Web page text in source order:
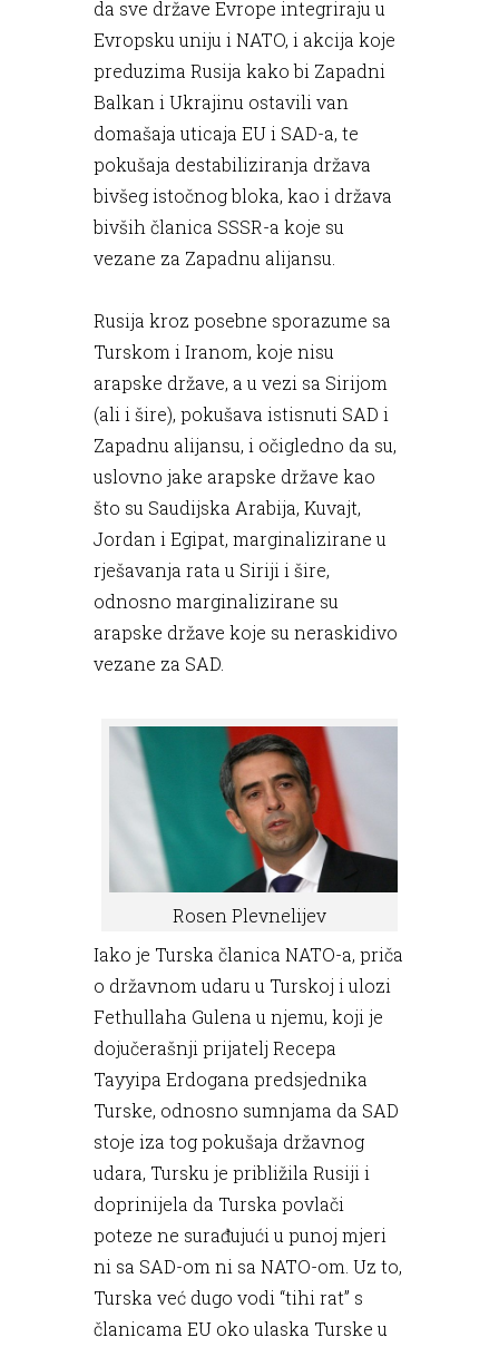
da sve države Evrope integriraju u
Evropsku uniju i NATO, i akcija koje
preduzima Rusija kako bi Zapadni
Balkan i Ukrajinu ostavili van
domašaja uticaja EU i SAD-a, te
pokušaja destabiliziranja država
bivšeg istočnog bloka, kao i država
bivših članica SSSR-a koje su
vezane za Zapadnu alijansu.
Rusija kroz posebne sporazume sa
Turskom i Iranom, koje nisu
arapske države, a u vezi sa Sirijom
(ali i šire), pokušava istisnuti SAD i
Zapadnu alijansu, i očigledno da su,
uslovno jake arapske države kao
što su Saudijska Arabija, Kuvajt,
Jordan i Egipat, marginalizirane u
rješavanja rata u Siriji i šire,
odnosno marginalizirane su
arapske države koje su neraskidivo
vezane za SAD.
Rosen Plevnelijev
Iako je Turska članica NATO-a, priča
o državnom udaru u Turskoj i ulozi
Fethullaha Gulena u njemu, koji je
dojučerašnji prijatelj Recepa
Tayyipa Erdogana predsjednika
Turske, odnosno sumnjama da SAD
stoje iza tog pokušaja državnog
udara, Tursku je približila Rusiji i
doprinijela da Turska povlači
poteze ne surađujući u punoj mjeri
ni sa SAD-om ni sa NATO-om. Uz to,
Turska već dugo vodi “tihi rat” s
članicama EU oko ulaska Turske u